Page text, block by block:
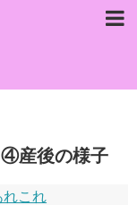
④産後の様子
れこれ